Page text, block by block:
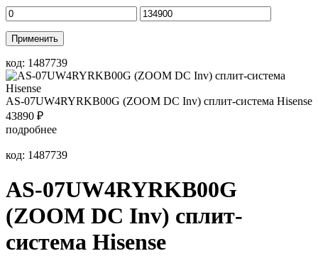
Применить
код: 1487739
AS-07UW4RYRKB00G (ZOOM DC Inv) сплит-система Hisense
43890 ₽
подробнее
код: 1487739
AS-07UW4RYRKB00G
(ZOOM DC Inv) сплит-
система Hisense